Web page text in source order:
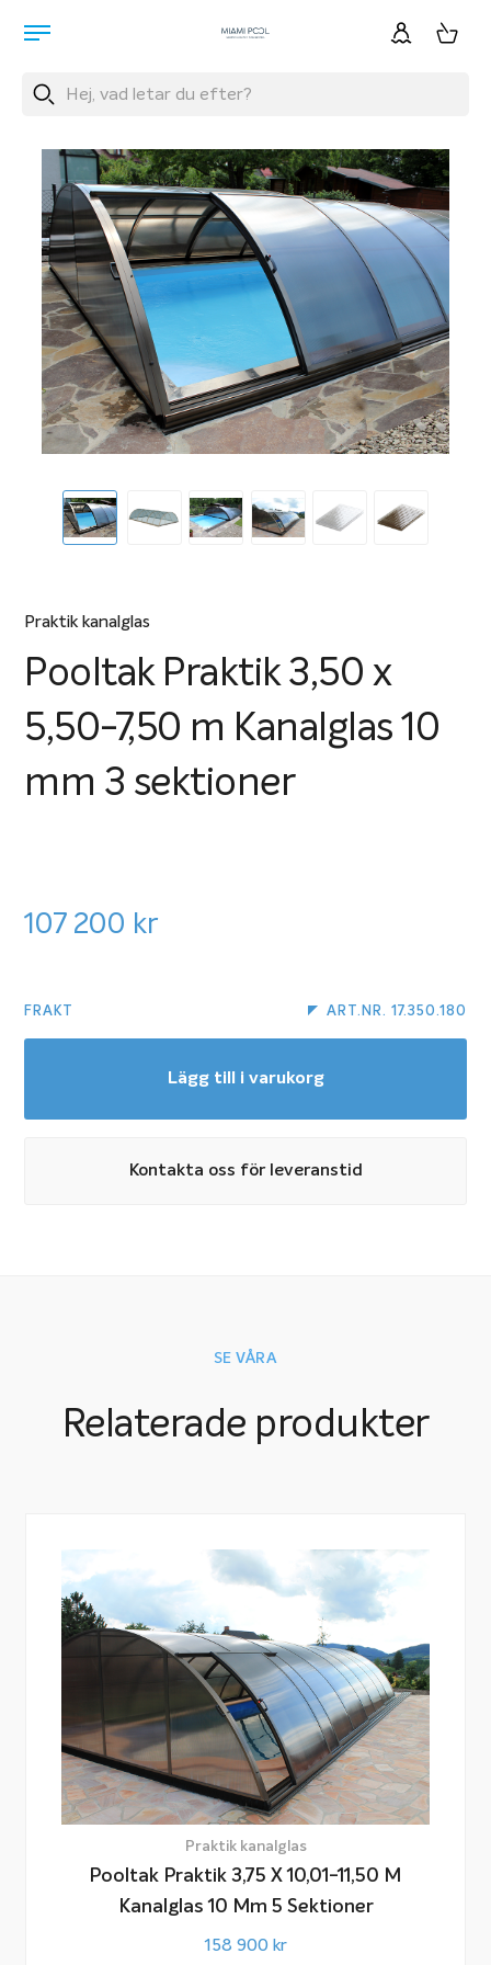
Praktik kanalglas
Pooltak Praktik 3,50 x
5,50-7,50 m Kanalglas 10
mm 3 sektioner
107 200 kr
FRAKT ART.NR. 17.350.180
Lägg till i varukorg
Kontakta oss för leveranstid
SE VÅRA
Relaterade produkter
Praktik kanalglas
Pooltak Praktik 3,75 X 10,01-11,50 M
Kanalglas 10 Mm 5 Sektioner
158 900 kr